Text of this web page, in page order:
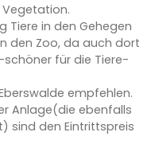
Vegetation.
Tiere in den Gehegen
den Zoo, da auch dort
schöner für die Tiere-
empfehlen.
Anlage(die ebenfalls
sind den Eintrittspreis